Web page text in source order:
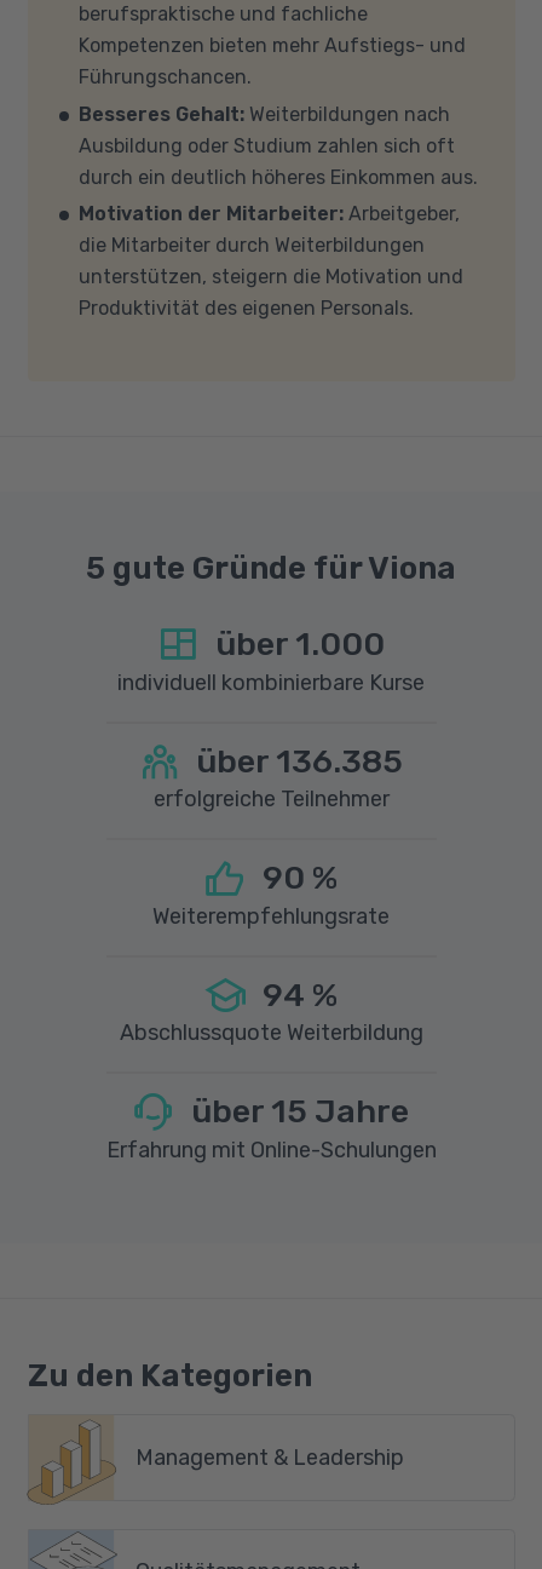
Kenntnisse noch nicht vorhanden sind.
teilnehmen, empfehlen wir PCs oder Laptops
mit Windows 10 oder Windows 11, mindestens 8
GB Arbeitsspeicher (RAM) und einem aktuellen
Mehrkern-Prozessor (CPU). Der Unterricht
findet in Microsoft Teams statt. Bitte achten
Sie darauf, dass Ihre Sicherheitsprogramme
und -einstellungen (Anti-Viren-Programme,
Firewalls etc.) die Verbindung mit MS Teams
nicht blockieren. Bitte beachten Sie außerdem,
dass für eine reibungslose Übertragung eine
berufspraktische und fachliche
Kompetenzen bieten mehr Aufstiegs- und
Führungschancen.
Besseres Gehalt: Weiterbildungen nach
Ausbildung oder Studium zahlen sich oft
durch ein deutlich höheres Einkommen aus.
Motivation der Mitarbeiter: Arbeitgeber,
die Mitarbeiter durch Weiterbildungen
unterstützen, steigern die Motivation und
Produktivität des eigenen Personals.
5 gute Gründe für Viona
über 1.000
individuell kombinierbare Kurse
über 136.385
erfolgreiche Teilnehmer
90 %
Weiterempfehlungsrate
94 %
Abschlussquote Weiterbildung
über 15 Jahre
Erfahrung mit Online-Schulungen
Zu den Kategorien
Management & Leadership